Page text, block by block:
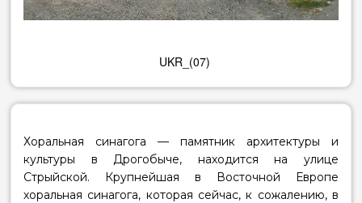
UKR_(07)
Хоральная синагога — памятник архитектуры и
культуры в Дрогобыче, находится на улице
Стрыйской. Крупнейшая в Восточной Европе
хоральная синагога, которая сейчас, к сожалению, в